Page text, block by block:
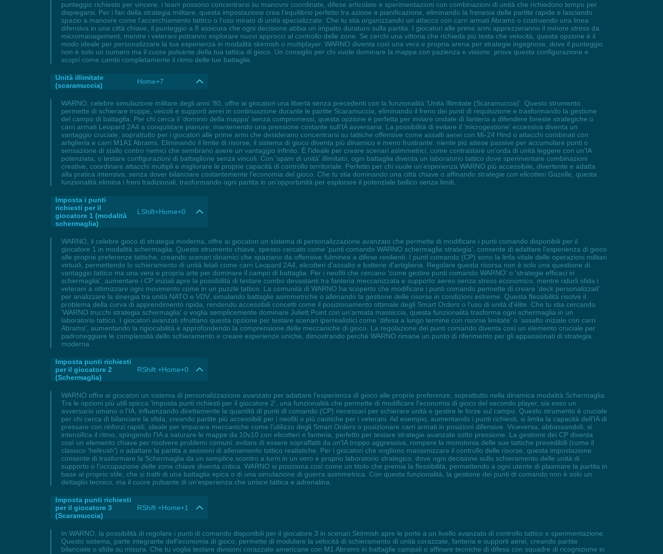
punteggio richiesto per vincere, i team possono concentrarsi su manovre coordinate, difese articolate e sperimentazioni con combinazioni di unità che richiedono tempo per
dispiegarsi. Per i fan della strategia militare, questa impostazione crea l'equilibrio perfetto tra azione e pianificazione, eliminando la frenesia delle partite rapide e lasciando
spazio a manovre come l'accerchiamento tattico o l'uso mirato di unità specializzate. Che tu stia organizzando un attacco con carri armati Abrams o costruendo una linea
difensiva in una città chiave, il punteggio a 8 assicura che ogni decisione abbia un impatto duraturo sulla partita. I giocatori alle prime armi apprezzeranno il minore stress da
micromanagement, mentre i veterani potranno esplorare nuovi approcci al controllo delle zone. Se cerchi una vittoria che richieda più testa che velocità, questa opzione è il
modo ideale per personalizzare la tua esperienza in modalità skirmish o multiplayer. WARNO diventa così una vera e propria arena per strategie ingegnose, dove il punteggio
non è solo un numero ma il cuore pulsante della tua tattica di gioco. Un consiglio per chi vuole dominare la mappa con pazienza e visione: prova questa configurazione e
scopri come cambi completamente il ritmo delle tue battaglie.
Unità illimitate
(scaramuccia)
Home+7
WARNO, celebre simulazione militare degli anni '80, offre ai giocatori una libertà senza precedenti con la funzionalità 'Unità Illimitate (Scaramuccia)'. Questo strumento
permette di schierare truppe, veicoli e supporti aerei in continuazione durante le partite Scaramuccia, eliminando il freno dei punti di requisizione e trasformando la gestione
del campo di battaglia. Per chi cerca il 'dominio della mappa' senza compromessi, questa opzione è perfetta per inviare ondate di fanteria a difendere foreste strategiche o
carri armati Leopard 2A4 a conquistare pianure, mantenendo una pressione costante sull'IA avversaria. La possibilità di evitare il 'microgestione' eccessiva diventa un
vantaggio cruciale, soprattutto per i giocatori alle prime armi che desiderano concentrarsi su tattiche offensive come assalti aerei con Mi-24 Hind o attacchi combinati con
artiglieria e carri M1A1 Abrams. Eliminando il limite di risorse, il sistema di gioco diventa più dinamico e meno frustrante: niente più attese passive per accumulare punti o
sensazione di stallo contro nemici che sembrano avere un vantaggio infinito. È l'ideale per creare scenari asimmetrici, come contrastare un'orda di unità leggere con un'IA
potenziata, o testare configurazioni di battaglione senza vincoli. Con 'spam di unità' illimitato, ogni battaglia diventa un laboratorio tattico dove sperimentare combinazioni
creative, coordinare attacchi multipli e migliorare le proprie capacità di controllo territoriale. Perfetto per chi vuole un'esperienza WARNO più accessibile, divertente e adatta
alla pratica intensiva, senza dover bilanciare costantemente l'economia del gioco. Che tu stia dominando una città chiave o affinando strategie con elicotteri Gazelle, questa
funzionalità elimina i freni tradizionali, trasformando ogni partita in un'opportunità per esplorare il potenziale bellico senza limiti.
Imposta i punti
richiesti per il
giocatore 1 (modalità
schermaglia)
LShift+Home+0
WARNO, il celebre gioco di strategia moderna, offre ai giocatori un sistema di personalizzazione avanzato che permette di modificare i punti comando disponibili per il
giocatore 1 in modalità schermaglia. Questo strumento chiave, spesso cercato come 'punti comando WARNO schermaglia strategia', consente di adattare l'esperienza di gioco
alle proprie preferenze tattiche, creando scenari dinamici che spaziano da offensive fulminee a difese resilienti. I punti comando (CP) sono la linfa vitale delle operazioni militari
virtuali, permettendo lo schieramento di unità letali come carri Leopard 2A4, elicotteri d'assalto e batterie d'artiglieria. Regolare questa risorsa non è solo una questione di
vantaggio tattico ma una vera e propria arte per dominare il campo di battaglia. Per i neofiti che cercano 'come gestire punti comando WARNO' o 'strategie efficaci in
schermaglia', aumentare i CP iniziali apre la possibilità di testare combo devastanti tra fanteria meccanizzata e supporto aereo senza stress economico, mentre ridurli sfida i
veterani a ottimizzare ogni movimento come in un puzzle tattico. La comunità di WARNO ha scoperto che modificare i punti comando permette di creare 'deck personalizzati'
per analizzare la sinergia tra unità NATO e VDV, simulando battaglie asimmetriche o allenando la gestione delle risorse in condizioni estreme. Questa flessibilità risolve il
problema della curva di apprendimento ripida, rendendo accessibili concetti come il posizionamento ottimale degli Smart Orders o l'uso di unità d'élite. Che tu stia cercando
'WARNO trucchi strategia schermaglia' o voglia semplicemente dominare Juliett Point con un'armata massiccia, questa funzionalità trasforma ogni schermaglia in un
laboratorio tattico. I giocatori avanzati sfruttano questa opzione per testare scenari iperrealistici come 'difesa a lungo termine con risorse limitate' o 'assalto iniziale con carri
Abrams', aumentando la rigiocabilità e approfondendo la comprensione delle meccaniche di gioco. La regolazione dei punti comando diventa così un elemento cruciale per
padroneggiare le complessità dello schieramento e creare esperienze uniche, dimostrando perché WARNO rimane un punto di riferimento per gli appassionati di strategia
moderna.
Imposta punti richiesti
per il giocatore 2
(Schermaglia)
RShift +Home+0
WARNO offre ai giocatori un sistema di personalizzazione avanzato per adattare l'esperienza di gioco alle proprie preferenze, soprattutto nella dinamica modalità Schermaglia.
Tra le opzioni più utili spicca 'Imposta punti richiesti per il giocatore 2', una funzionalità che permette di modificare l'economia di gioco del secondo player, sia esso un
avversario umano o l'IA, influenzando direttamente la quantità di punti di comando (CP) necessari per schierare unità e gestire le forze sul campo. Questo strumento è cruciale
per chi cerca di bilanciare la sfida, creando partite più accessibili per i neofiti o più caotiche per i veterani. Ad esempio, aumentando i punti richiesti, si limita la capacità dell'IA di
pressare con rinforzi rapidi, ideale per imparare meccaniche come l'utilizzo degli Smart Orders o posizionare carri armati in posizioni difensive. Viceversa, abbassandoli, si
intensifica il ritmo, spingendo l'IA a saturare le mappe da 10v10 con elicotteri e fanteria, perfetto per testare strategie avanzate sotto pressione. La gestione dei CP diventa
così un elemento chiave per risolvere problemi comuni: evitare di essere sopraffatti da un'IA troppo aggressiva, rompere la monotonia delle sue tattiche prevedibili (come il
classico 'helirush') o adattare la partita a sessioni di allenamento tattico realistiche. Per i giocatori che vogliono massimizzare il controllo delle risorse, questa impostazione
consente di trasformare la Schermaglia da un semplice scontro a turni in un vero e proprio laboratorio strategico, dove ogni decisione sullo schieramento delle unità di
supporto o l'occupazione delle zone chiave diventa critica. WARNO si posiziona così come un titolo che premia la flessibilità, permettendo a ogni utente di plasmare la partita in
base al proprio stile, che si tratti di una battaglia epica o di una simulazione di guerra asimmetrica. Con questa funzionalità, la gestione dei punti di comando non è solo un
dettaglio tecnico, ma il cuore pulsante di un'esperienza che unisce tattica e adrenalina.
Imposta punti richiesti
per il giocatore 3
(Scaramuccia)
RShift +Home+1
In WARNO, la possibilità di regolare i punti di comando disponibili per il giocatore 3 in scenari Skirmish apre le porte a un livello avanzato di controllo tattico e sperimentazione.
Questo sistema, parte integrante dell'economia di gioco, permette di modulare la velocità di schieramento di unità corazzate, fanteria e supporti aerei, creando partite
bilanciate o sfide su misura. Che tu voglia testare divisioni corazzate americane con M1 Abrams in battaglie campali o affinare tecniche di difesa con squadre di ricognizione in